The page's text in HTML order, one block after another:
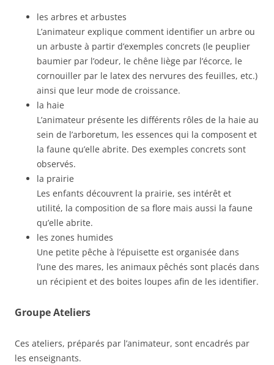
les arbres et arbustes
L’animateur explique comment identifier un arbre ou
un arbuste à partir d’exemples concrets (le peuplier
baumier par l’odeur, le chêne liège par l’écorce, le
cornouiller par le latex des nervures des feuilles, etc.)
ainsi que leur mode de croissance.
la haie
L’animateur présente les différents rôles de la haie au
sein de l’arboretum, les essences qui la composent et
la faune qu’elle abrite. Des exemples concrets sont
observés.
la prairie
Les enfants découvrent la prairie, ses intérêt et
utilité, la composition de sa flore mais aussi la faune
qu’elle abrite.
les zones humides
Une petite pêche à l’épuisette est organisée dans
l’une des mares, les animaux pêchés sont placés dans
un récipient et des boites loupes afin de les identifier.
Groupe Ateliers
Ces ateliers, préparés par l’animateur, sont encadrés par
les enseignants.